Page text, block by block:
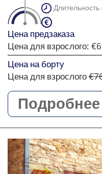
Цена предзаказа
Цена для взрослого:
Цена на борту
Цена для взрослого
Подробнее